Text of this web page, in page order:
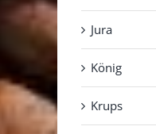
Jura
König
Krups